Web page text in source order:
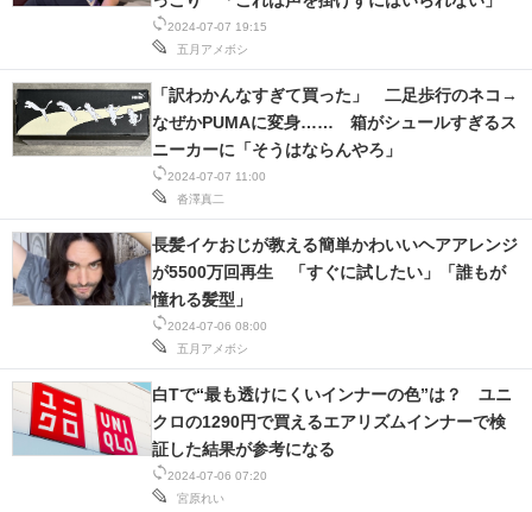
2024-07-07 19:15
五月アメボシ
2024-07-07 11:00
沓澤真二
「訳わかんなすぎて買った」 二足歩行のネコ→
なぜかPUMAに変身…… 箱がシュールすぎるス
ニーカーに「そうはならんやろ」
2024-07-06 08:00
五月アメボシ
長髪イケおじが教える簡単かわいいヘアアレンジ
が5500万回再生 「すぐに試したい」「誰もが
憧れる髪型」
2024-07-06 07:20
宮原れい
白Tで“最も透けにくいインナーの色”は？ ユニ
クロの1290円で買えるエアリズムインナーで検
証した結果が参考になる